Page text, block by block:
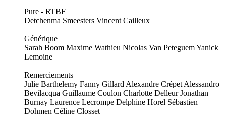
Pure - RTBF
Detchenma Smeesters Vincent Cailleux
Générique
Sarah Boom Maxime Wathieu Nicolas Van Peteguem Yanick
Lemoine
Remerciements
Julie Barthelemy Fanny Gillard Alexandre Crépet Alessandro
Bevilacqua Guillaume Coulon Charlotte Delleur Jonathan
Burnay Laurence Lecrompe Delphine Horel Sébastien
Dohmen Céline Closset